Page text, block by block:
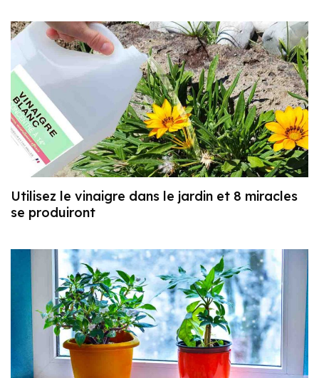
Utilisez le vinaigre dans le jardin et 8 miracles
se produiront